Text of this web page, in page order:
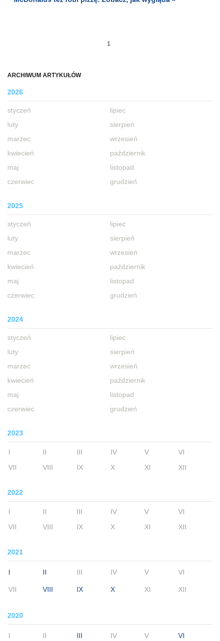
ARCHIWUM ARTYKUŁÓW
2026
styczeń
luty
marzec
kwiecień
maj
czerwiec
lipiec
sierpień
wrzesień
październik
listopad
grudzień
2025
styczeń
luty
marzec
kwiecień
maj
czerwiec
lipiec
sierpień
wrzesień
październik
listopad
grudzień
2024
styczeń
luty
marzec
kwiecień
maj
czerwiec
lipiec
sierpień
wrzesień
październik
listopad
grudzień
2023
I II III IV V
VI
VII
VIII IX X XI XII
2022
I II III IV V
VI
VII
VIII IX X XI XII
2021
I II III IV V VI
VII VIII IX X XI XII
2020
I II III IV V VI
1